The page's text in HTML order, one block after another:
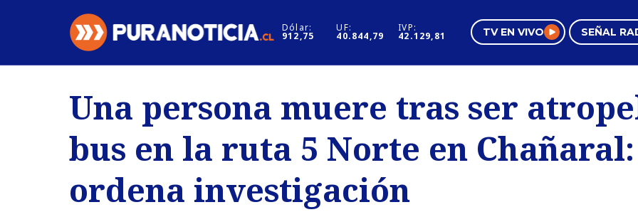
Dólar:
912,75
UF:
40.844,79
IVP:
42.129,81 TV EN VIVO SEÑAL
Regiones
Deportes
Internacional
Motores
Negocios
Pura Mujer
Una persona muere tras ser
bus en la ruta 5 Norte en
ordena investigación